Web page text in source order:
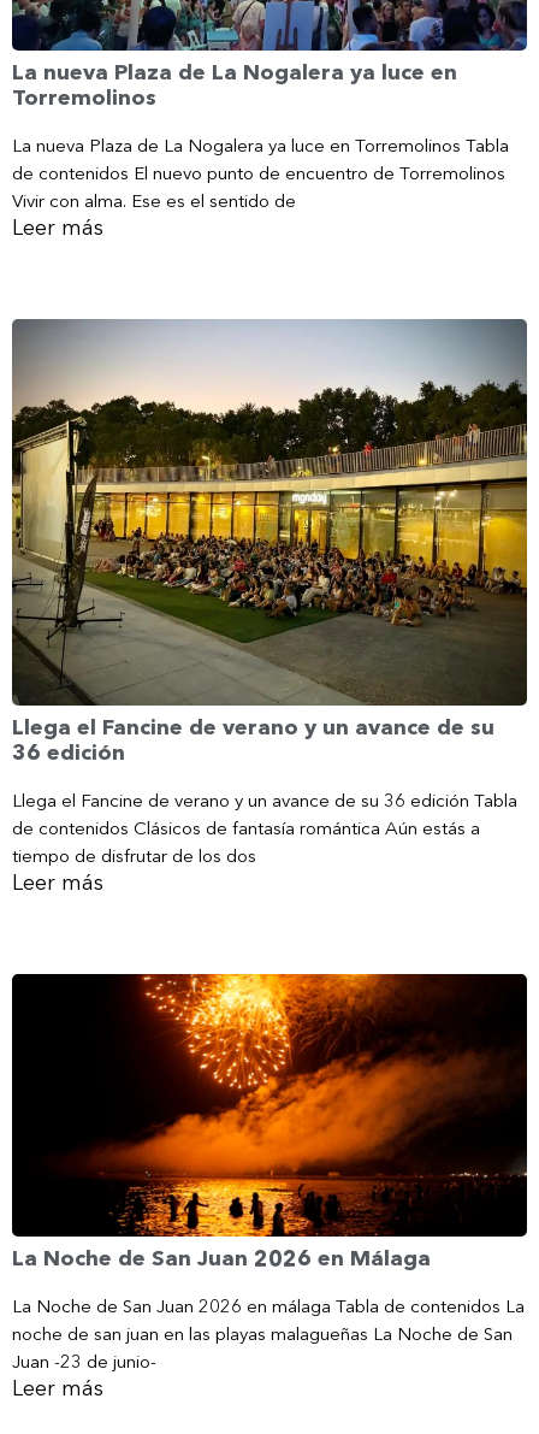
La nueva Plaza de La Nogalera ya luce en
Torremolinos
La nueva Plaza de La Nogalera ya luce en Torremolinos Tabla
de contenidos El nuevo punto de encuentro de Torremolinos
Vivir con alma. Ese es el sentido de
Leer más
Llega el Fancine de verano y un avance de su
36 edición
Llega el Fancine de verano y un avance de su 36 edición Tabla
de contenidos Clásicos de fantasía romántica Aún estás a
tiempo de disfrutar de los dos
Leer más
La Noche de San Juan 2026 en Málaga
La Noche de San Juan 2026 en málaga Tabla de contenidos La
noche de san juan en las playas malagueñas La Noche de San
Juan -23 de junio-
Leer más